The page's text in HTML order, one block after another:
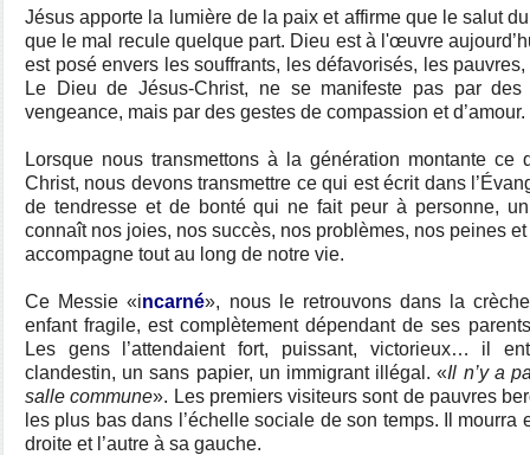
Jésus apporte la lumière de la paix et affirme que le salut
que le mal recule quelque part. Dieu est à l'œuvre
est posé envers les souffrants, les défavorisés, les
Le Dieu de Jésus-Christ, ne se manifeste pas par
vengeance, mais par des gestes de compassion et d’amour.
Lorsque nous transmettons à la génération montante ce
Christ, nous devons transmettre ce qui est écrit dans
de tendresse et de bonté qui ne fait peur à personne,
connaît nos joies, nos succès, nos problèmes, nos peines
accompagne tout au long de notre vie.
Ce Messie «incarné», nous le retrouvons dans la
enfant fragile, est complètement dépendant de ses
Les gens l’attendaient fort, puissant, victorieux… il
clandestin, un sans papier, un immigrant illégal. «Il n’y a
salle commune». Les premiers visiteurs sont de pauvres
les plus bas dans l’échelle sociale de son temps. Il mourra
droite et l’autre à sa gauche.